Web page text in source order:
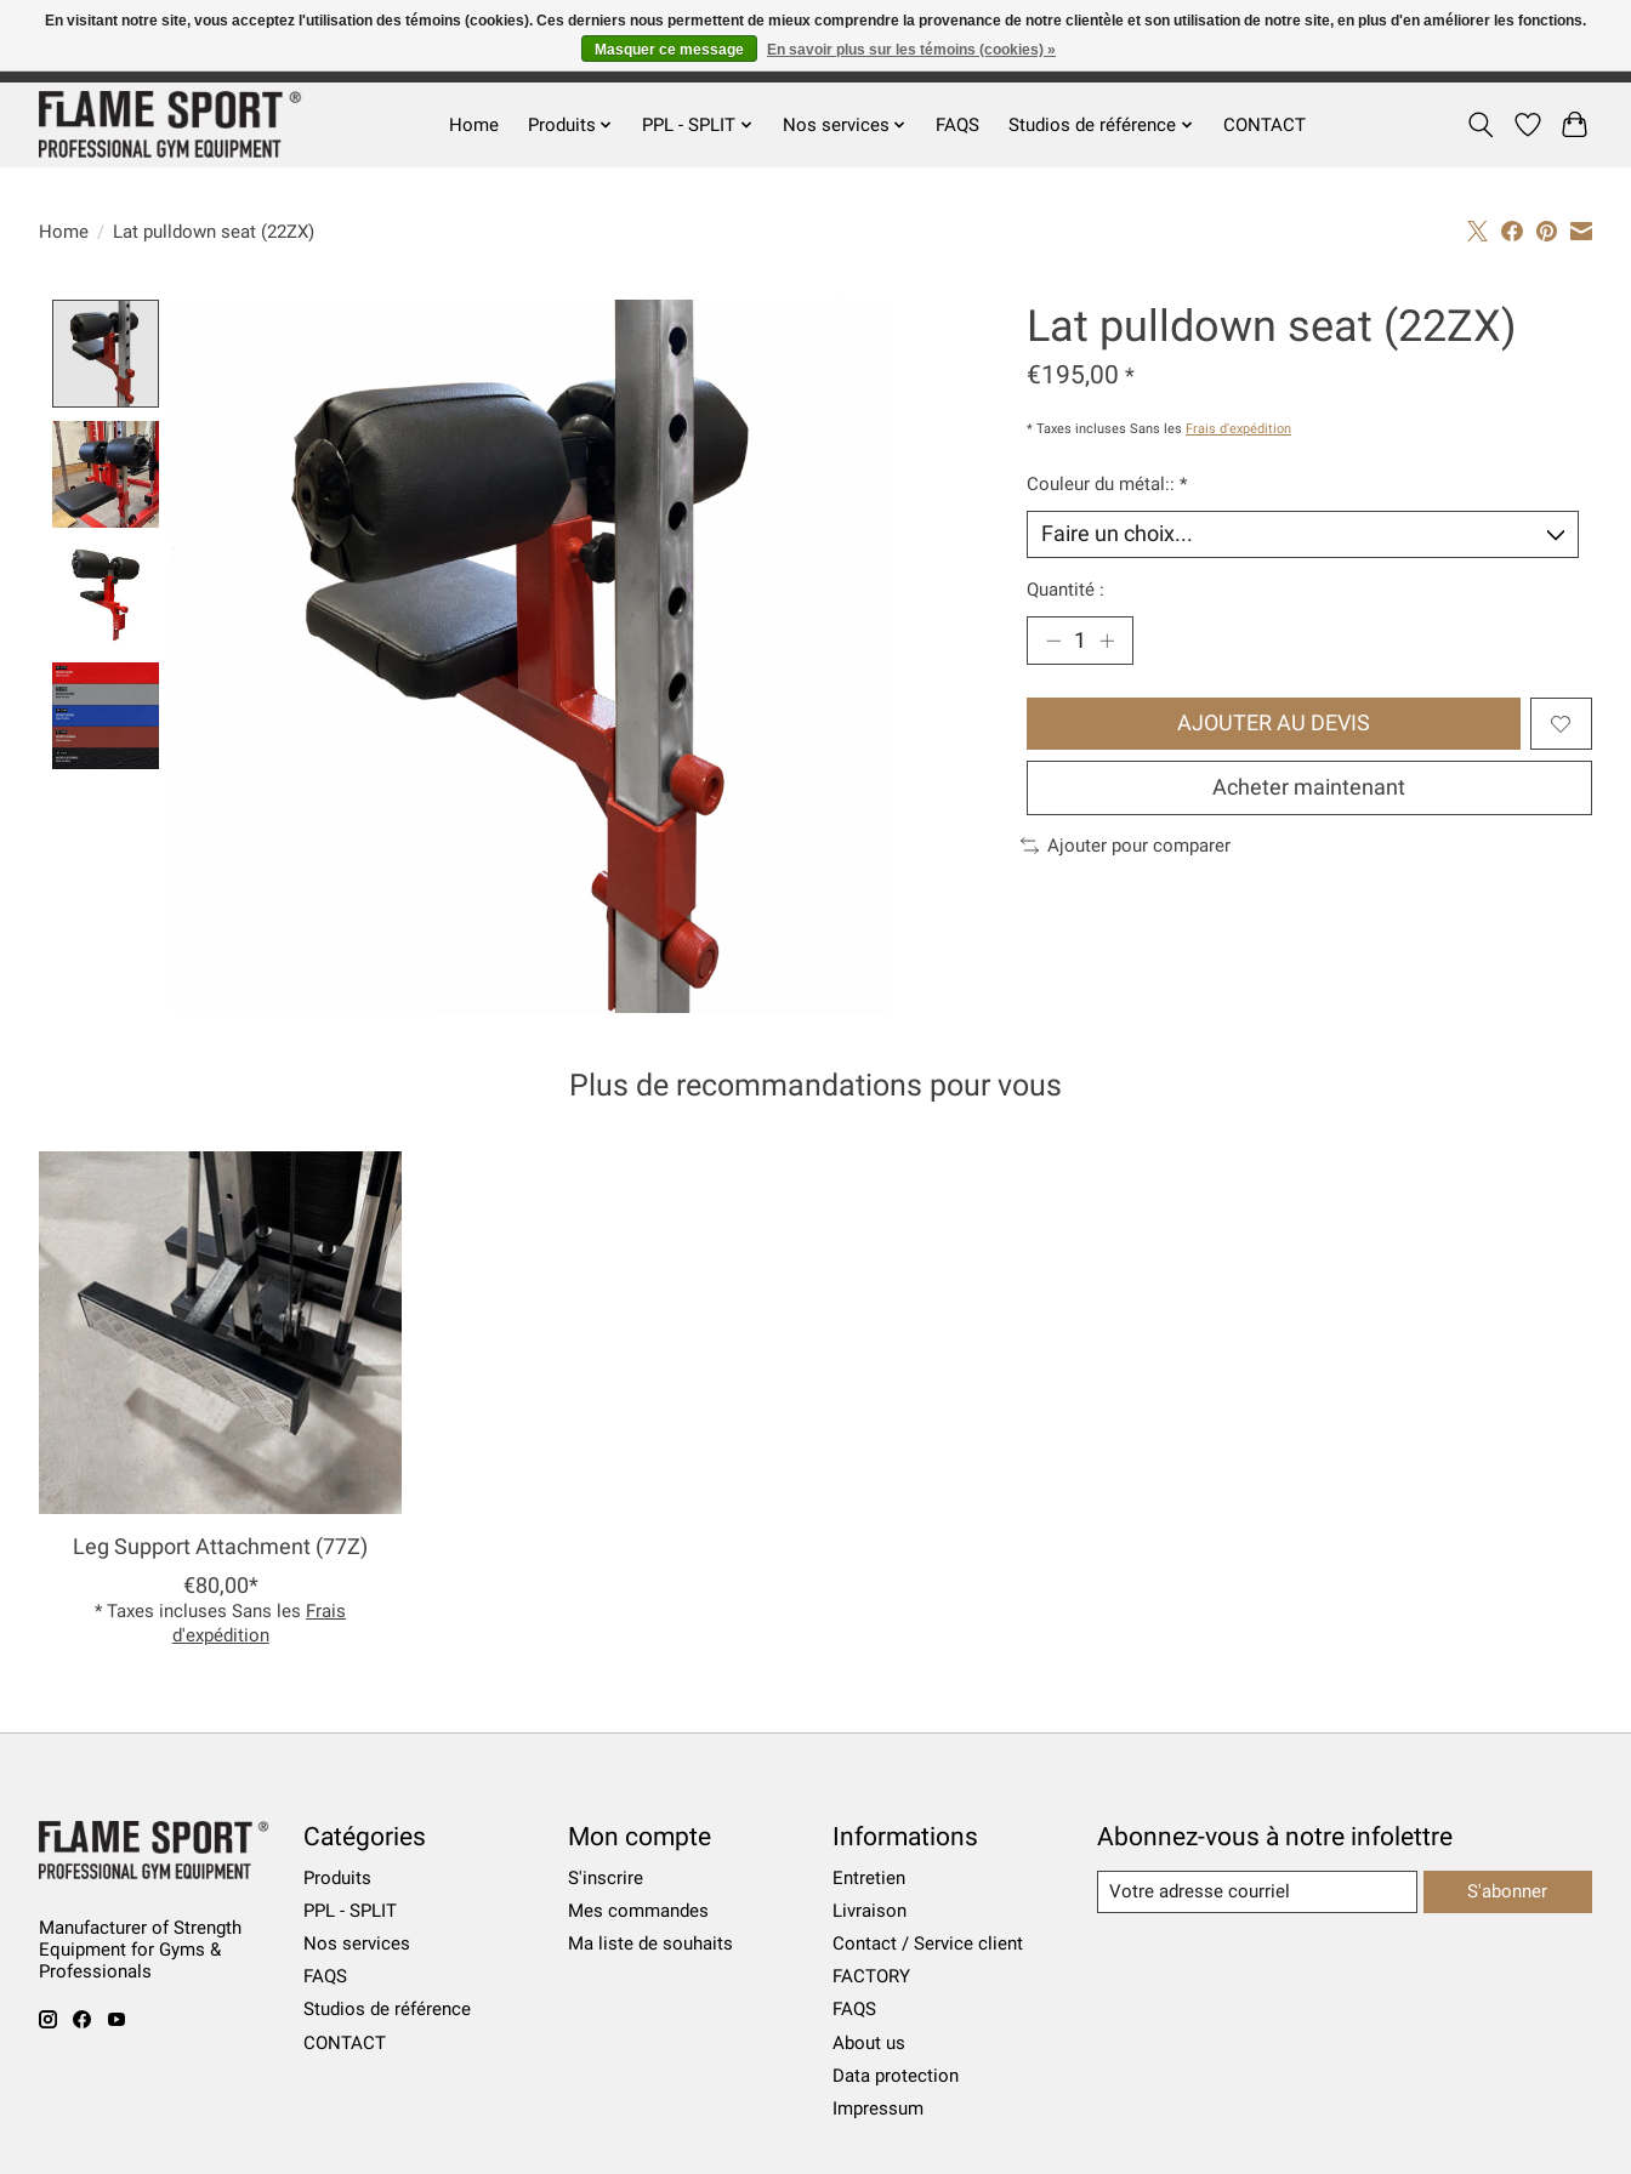
Home Produits PPL - SPLIT Nos services FAQS Studios de référence CONTACT
Home / Lat pulldown seat (22ZX)
Lat pulldown seat (22ZX)
€195,00 *
* Taxes incluses Sans les Frais d'expédition
Couleur du métal:: *
Quantité :
AJOUTER AU DEVIS
Acheter maintenant
Ajouter pour comparer
Plus de recommandations pour vous
Articles du carrousel de produits
Leg Support Attachment (77Z)
€80,00*
* Taxes incluses Sans les Frais
d'expédition
Manufacturer of Strength
Equipment for Gyms &
Professionals
Catégories
Produits
PPL - SPLIT
Nos services
FAQS
Studios de référence
CONTACT
Mon compte
S'inscrire
Mes commandes
Ma liste de souhaits
Informations
Entretien
Livraison
Contact / Service client
FACTORY
FAQS
About us
Data protection
Impressum
Abonnez-vous à notre infolettre
S'abonner
En visitant notre site, vous acceptez l'utilisation des témoins (cookies). Ces derniers nous permettent de mieux comprendre la provenance de notre clientèle et son utilisation de notre site, en plus d'en améliorer les fonctions.
Masquer ce message
En savoir plus sur les témoins (cookies) »